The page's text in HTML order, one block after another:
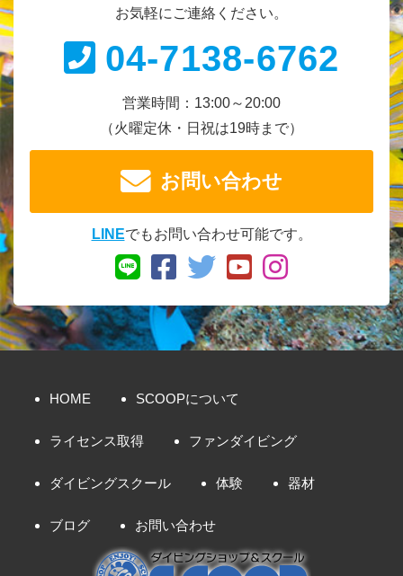
お気軽にご連絡ください。
04-7138-6762
営業時間：13:00～20:00
（火曜定休・日祝は19時まで）
お問い合わせ
LINEでもお問い合わせ可能です。
HOME SCOOPについて
ライセンス取得 ファンダイビング
ダイビングスクール 体験 器材
ブログ お問い合わせ